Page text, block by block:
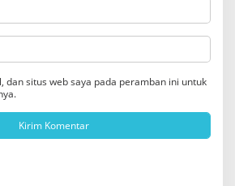
dan situs web saya pada peramban ini untuk